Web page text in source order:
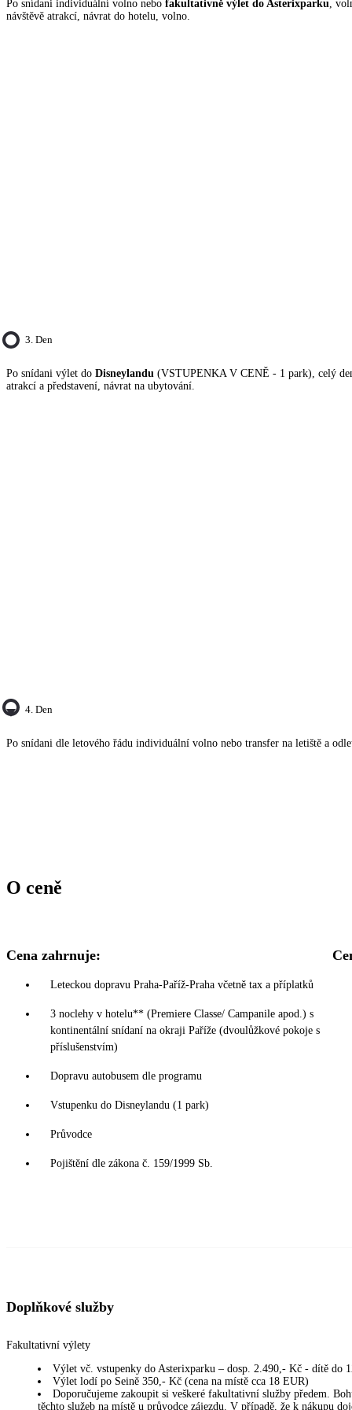
Po snídani individuální volno nebo fakultativně výlet do Asterixparku ,
návštěvě atrakcí, návrat do hotelu, volno.
3. Den
Po snídani výlet do Disneylandu (VSTUPENKA V CENĚ - 1 park), celý
atrakcí a představení, návrat na ubytování.
4. Den
Po snídani dle letového řádu individuální volno nebo transfer na letiště a
O ceně
Cena zahrnuje:
Leteckou dopravu Praha-Paříž-Praha včetně tax a příplatků
3 noclehy v hotelu** (Premiere Classe/ Campanile apod.) s
kontinentální snídaní na okraji Paříže (dvoulůžkové pokoje s
příslušenstvím)
Dopravu autobusem dle programu
Vstupenku do Disneylandu (1 park)
Průvodce
Pojištění dle zákona č. 159/1999 Sb.
Doplňkové služby
Fakultativní výlety
Výlet vč. vstupenky do Asterixparku – dosp. 2.490,- Kč - dítě do
Výlet lodí po Seině 350,- Kč (cena na místě cca 18 EUR)
Doporučujeme zakoupit si veškeré fakultativní služby předem.
těchto služeb na místě u průvodce zájezdu. V případě, že k nákupu